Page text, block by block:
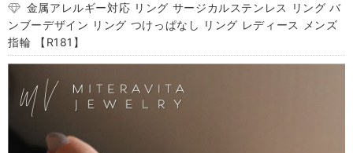
金属アレルギー対応 リング サージカルステンレス リング バ
ンブーデザイン リング つけっぱなし リング レディース メンズ
指輪 【R181】